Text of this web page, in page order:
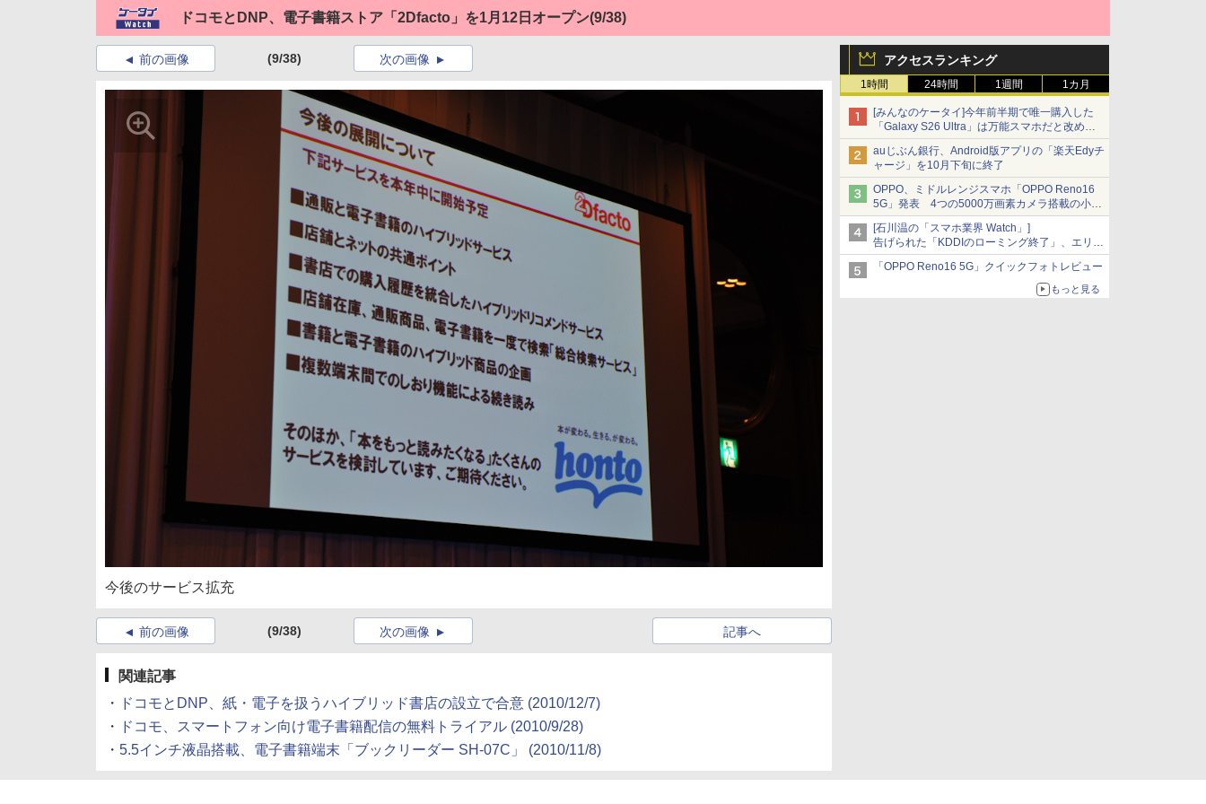
ドコモとDNP、電子書籍ストア「2Dfacto」を1月12日オープン(9/38)
アクセスランキング
1時間 24時間 1週間 1カ月
[みんなのケータイ]今年前半期で唯一購入した
「Galaxy S26 Ultra」は万能スマホだと改めて
思う
auじぶん銀行、Android版アプリの「楽天Edyチ
ャージ」を10月下旬に終了
OPPO、ミドルレンジスマホ「OPPO Reno16
5G」発表 4つの5000万画素カメラ搭載の小型
モデル
[石川温の「スマホ業界 Watch」]
告げられた「KDDIのローミング終了」、エリア
マップの落とし穴と楽天モバイルの課題
「OPPO Reno16 5G」クイックフォトレビュー
もっと見る
前の画像 (9/38) 次の画像
今後のサービス拡充
前の画像 (9/38) 記事へ
次の画像
関連記事
・
ドコモとDNP、紙・電子を扱うハイブリッド書店の設立で合意 (2010/12/7)
・
ドコモ、スマートフォン向け電子書籍配信の無料トライアル (2010/9/28)
・ 5.5インチ液晶搭載、電子書籍端末「ブックリーダー SH-07C」 (2010/11/8)